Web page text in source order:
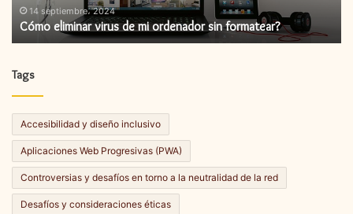
14 septiembre، 2024
Cómo eliminar virus de mi ordenador sin formatear?
Tags
Accesibilidad y diseño inclusivo
Aplicaciones Web Progresivas (PWA)
Controversias y desafíos en torno a la neutralidad de la red
Desafíos y consideraciones éticas